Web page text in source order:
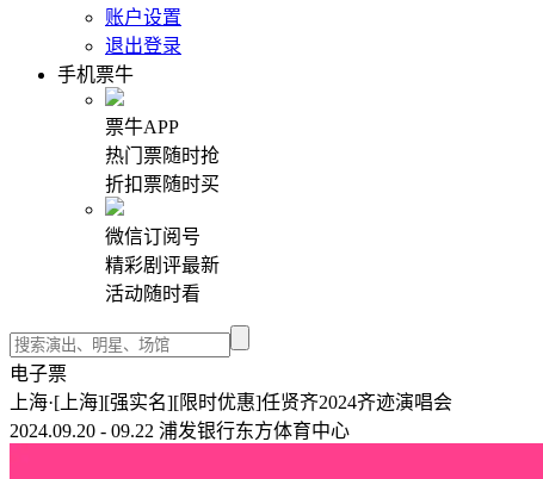
账户设置
退出登录
手机票牛
票牛APP
热门票随时抢
折扣票随时买
微信订阅号
精彩剧评最新
活动随时看
电子票
上海·[上海][强实名][限时优惠]任贤齐2024齐迹演唱会
2024.09.20 - 09.22 浦发银行东方体育中心